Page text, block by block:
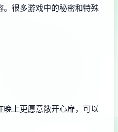
。很多游戏中的秘密和特殊
晚上更愿意敞开心扉，可以